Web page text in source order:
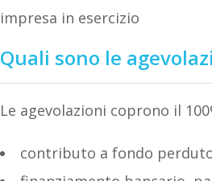
impresa in esercizio
Quali sono le
Le agevolazioni coprono il
contributo a fondo